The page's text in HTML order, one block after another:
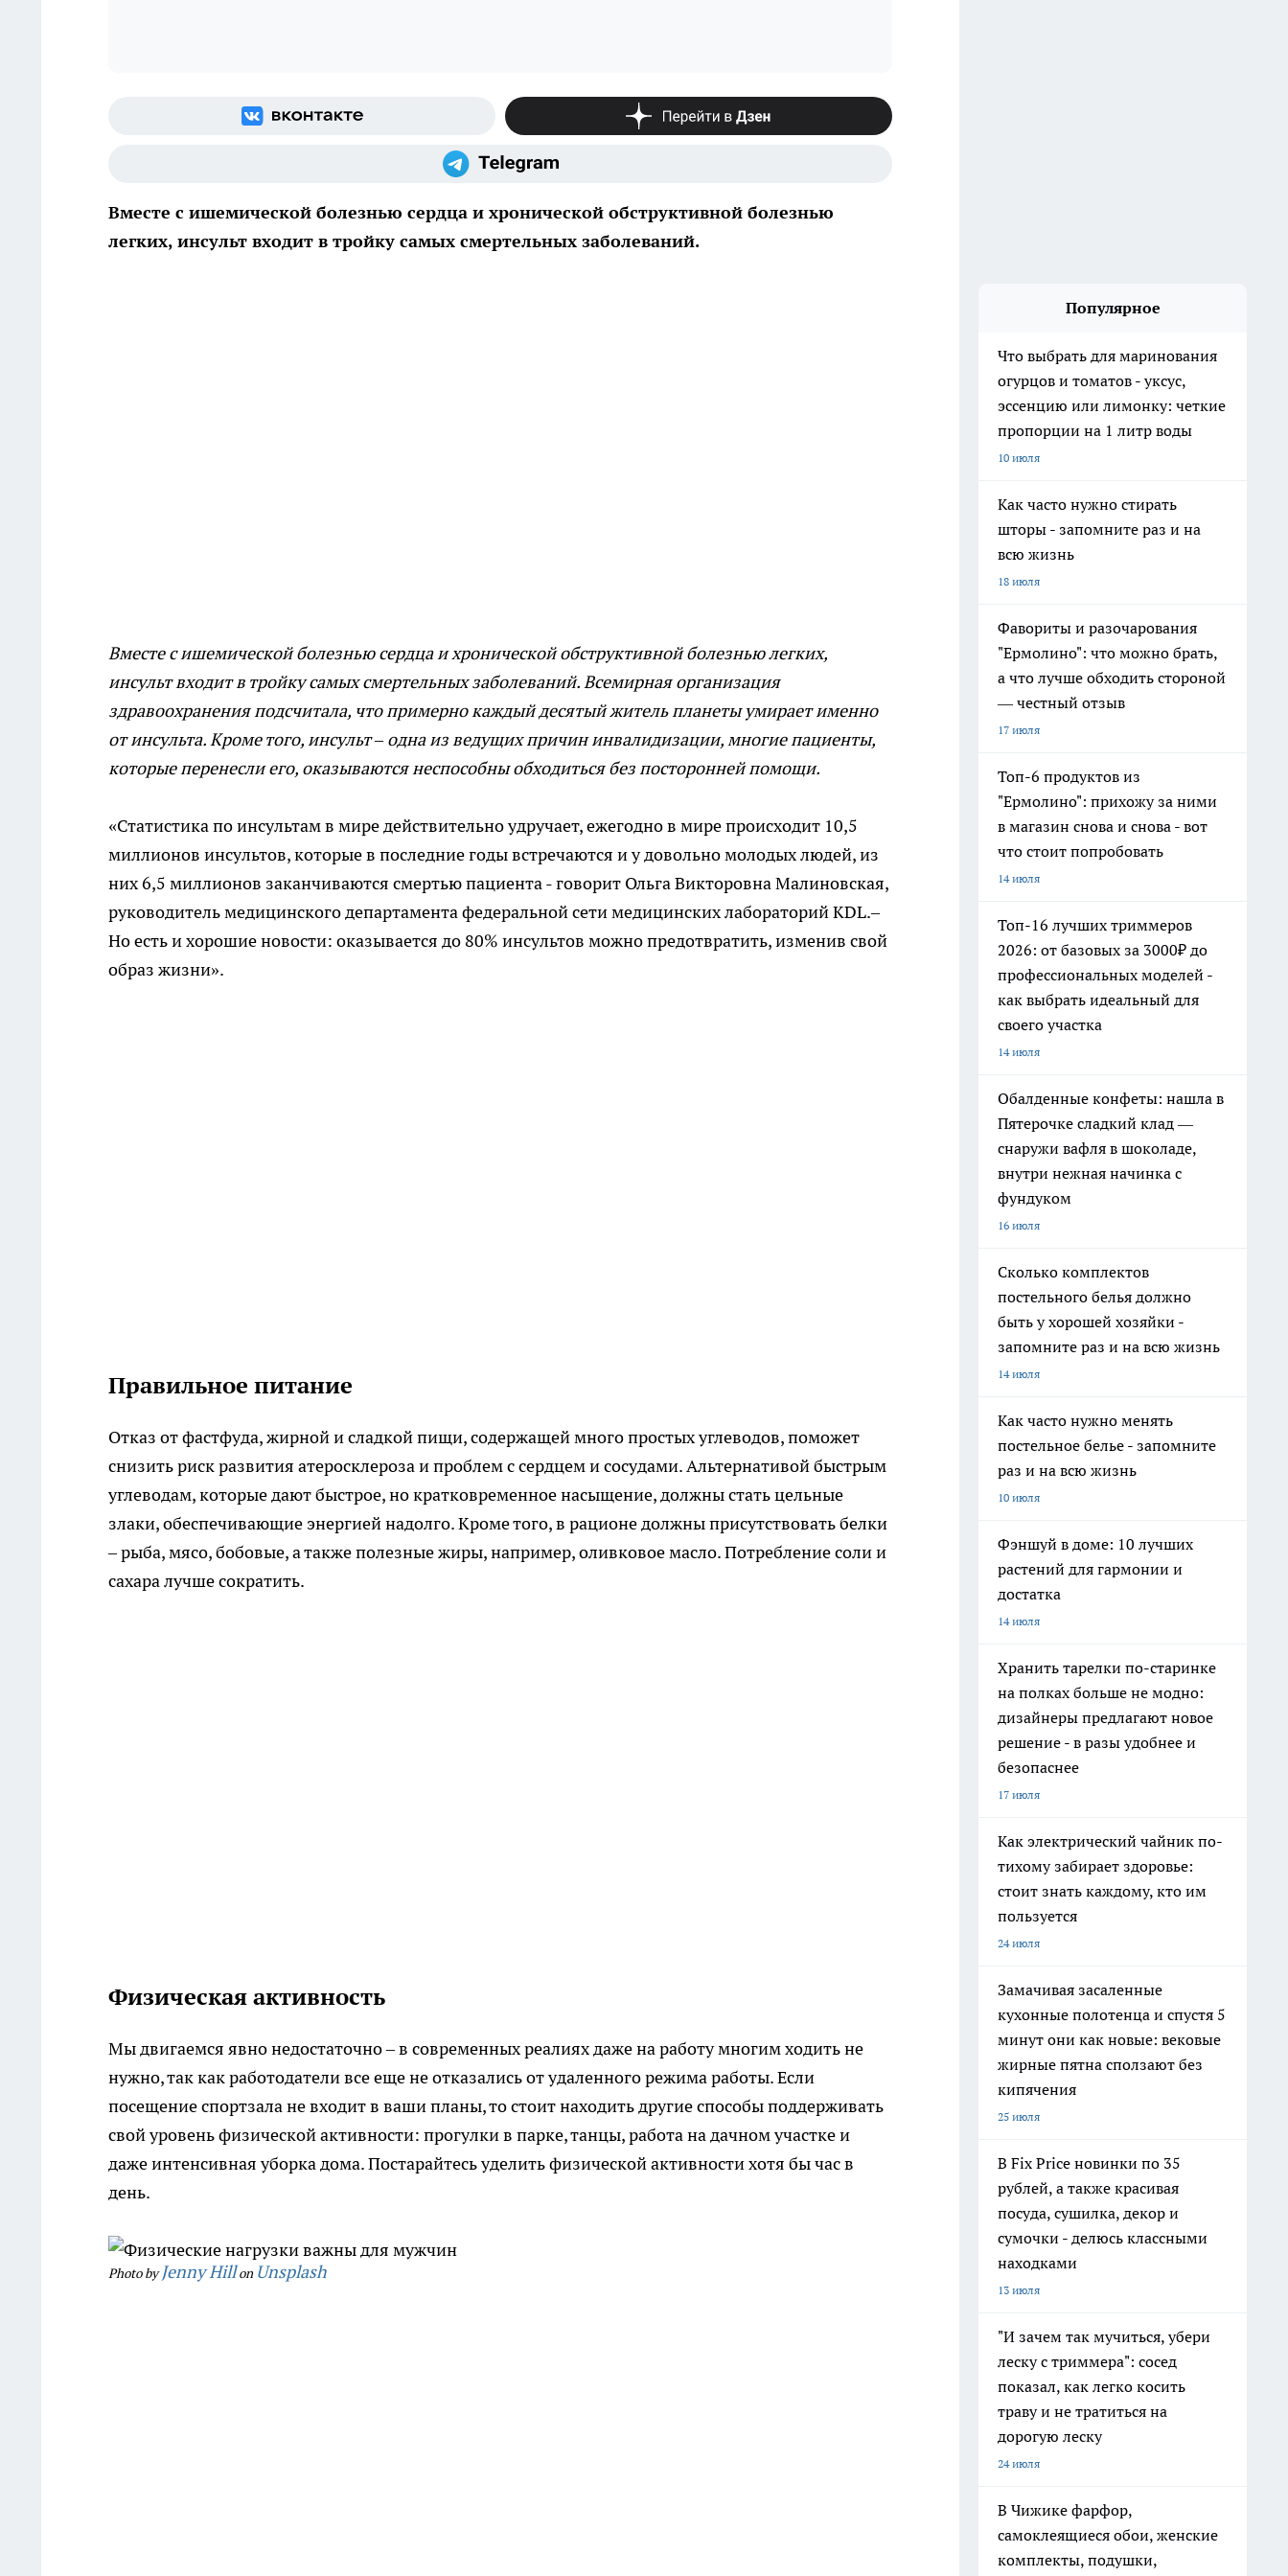
Вместе с ишемической болезнью сердца и хронической обструктивной болезнью
легких, инсульт входит в тройку самых смертельных заболеваний.
Вместе с ишемической болезнью сердца и хронической обструктивной болезнью легких,
инсульт входит в тройку самых смертельных заболеваний. Всемирная организация
здравоохранения подсчитала, что примерно каждый десятый житель планеты умирает именно
от инсульта. Кроме того, инсульт – одна из ведущих причин инвалидизации, многие пациенты,
которые перенесли его, оказываются неспособны обходиться без посторонней помощи.
«Статистика по инсультам в мире действительно удручает, ежегодно в мире происходит 10,5
миллионов инсультов, которые в последние годы встречаются и у довольно молодых людей, из
них 6,5 миллионов заканчиваются смертью пациента - говорит Ольга Викторовна Малиновская,
руководитель медицинского департамента федеральной сети медицинских лабораторий KDL.–
Но есть и хорошие новости: оказывается до 80% инсультов можно предотвратить, изменив свой
образ жизни».
Правильное питание
Отказ от фастфуда, жирной и сладкой пищи, содержащей много простых углеводов, поможет
снизить риск развития атеросклероза и проблем с сердцем и сосудами. Альтернативой быстрым
углеводам, которые дают быстрое, но кратковременное насыщение, должны стать цельные
злаки, обеспечивающие энергией надолго. Кроме того, в рационе должны присутствовать белки
– рыба, мясо, бобовые, а также полезные жиры, например, оливковое масло. Потребление соли и
сахара лучше сократить.
Физическая активность
Мы двигаемся явно недостаточно – в современных реалиях даже на работу многим ходить не
нужно, так как работодатели все еще не отказались от удаленного режима работы. Если
посещение спортзала не входит в ваши планы, то стоит находить другие способы поддерживать
свой уровень физической активности: прогулки в парке, танцы, работа на дачном участке и
даже интенсивная уборка дома. Постарайтесь уделить физической активности хотя бы час в
день.
Photo byJenny Hillon Unsplash
Популярное
Что выбрать для маринования
огурцов и томатов - уксус,
эссенцию или лимонку: четкие
пропорции на 1 литр воды
10 июля
Как часто нужно стирать
шторы - запомните раз и на
всю жизнь
18 июля
Фавориты и разочарования
"Ермолино": что можно брать,
а что лучше обходить стороной
— честный отзыв
17 июля
Топ-6 продуктов из
"Ермолино": прихожу за ними
в магазин снова и снова - вот
что стоит попробовать
14 июля
Топ-16 лучших триммеров
2026: от базовых за 3000₽ до
профессиональных моделей -
как выбрать идеальный для
своего участка
14 июля
Обалденные конфеты: нашла в
Пятерочке сладкий клад —
снаружи вафля в шоколаде,
внутри нежная начинка с
фундуком
16 июля
Сколько комплектов
постельного белья должно
быть у хорошей хозяйки -
запомните раз и на всю жизнь
14 июля
Как часто нужно менять
постельное белье - запомните
раз и на всю жизнь
10 июля
Фэншуй в доме: 10 лучших
растений для гармонии и
достатка
14 июля
Хранить тарелки по-старинке
на полках больше не модно:
дизайнеры предлагают новое
решение - в разы удобнее и
безопаснее
17 июля
Как электрический чайник по-
тихому забирает здоровье:
стоит знать каждому, кто им
пользуется
24 июля
Замачивая засаленные
кухонные полотенца и спустя 5
минут они как новые: вековые
жирные пятна сползают без
кипячения
25 июля
В Fix Price новинки по 35
рублей, а также красивая
посуда, сушилка, декор и
сумочки - делюсь классными
находками
13 июля
"И зачем так мучиться, убери
леску с триммера": сосед
показал, как легко косить
траву и не тратиться на
дорогую леску
24 июля
В Чижике фарфор,
самоклеящиеся обои, женские
комплекты, подушки,